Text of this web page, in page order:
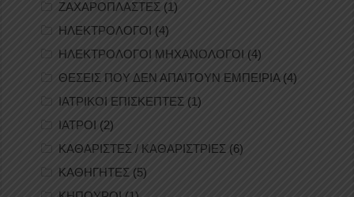
ΖΑΧΑΡΟΠΛΑΣΤΕΣ (1)
ΗΛΕΚΤΡΟΛΟΓΟΙ (4)
ΗΛΕΚΤΡΟΛΟΓΟΙ ΜΗΧΑΝΟΛΟΓΟΙ (4)
ΘΕΣΕΙΣ ΠΟΥ ΔΕΝ ΑΠΑΙΤΟΥΝ ΕΜΠΕΙΡΙΑ(4)
ΙΑΤΡΙΚΟΙ ΕΠΙΣΚΕΠΤΕΣ (1)
ΙΑΤΡΟΙ (2)
ΚΑΘΑΡΙΣΤΕΣ / ΚΑΘΑΡΙΣΤΡΙΕΣ (6)
ΚΑΘΗΓΗΤΕΣ (5)